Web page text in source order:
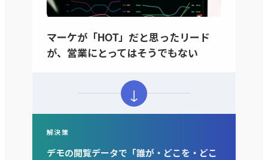
マーケが「HOT」だと思ったリード
が、営業にとってはそうでもない
↓
解決策
デモの閲覧データで「誰が・どこを・どこ